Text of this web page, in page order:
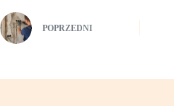
POPRZEDNI